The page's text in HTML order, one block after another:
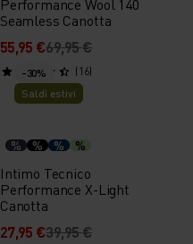
Performance Wool 140
Seamless Canotta
55,95 €69,95 €
(16)
-30%
Saldi estivi
% % % %
Intimo Tecnico
Performance X-Light
Canotta
27,95 €39,95 €